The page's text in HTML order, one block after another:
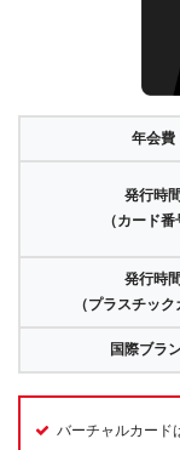
年会費
発行時間
（カード番
発行時間
（プラスチック
国際ブラ
バーチャルカード